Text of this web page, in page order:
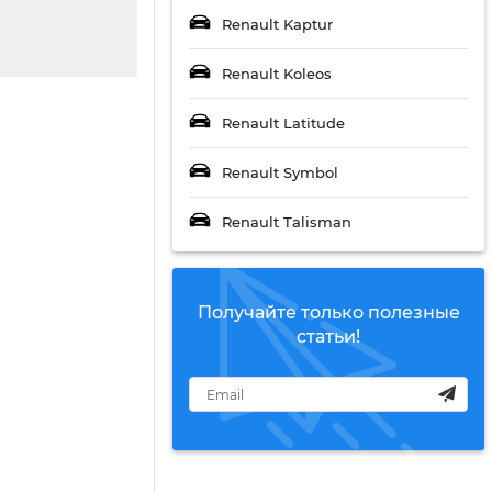
Renault Kaptur
Renault Koleos
Renault Latitude
Renault Symbol
Renault Talisman
Получайте только полезные
статьи!